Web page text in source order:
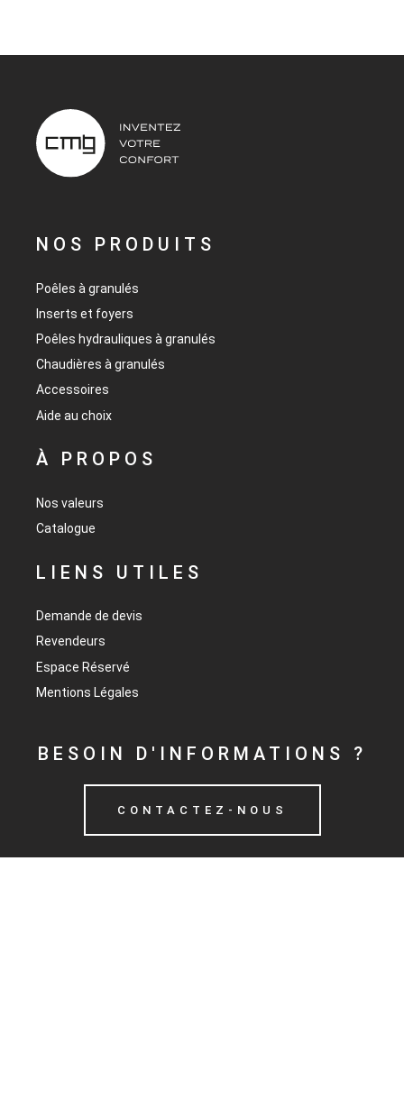
DEMANDER UN DEVIS
NOS PRODUITS
Poêles à granulés
Inserts et foyers
Poêles hydrauliques à granulés
Chaudières à granulés
Accessoires
Aide au choix
À PROPOS
Nos valeurs
Catalogue
LIENS UTILES
Demande de devis
Revendeurs
Espace Réservé
Mentions Légales
BESOIN D'INFORMATIONS ?
CONTACTEZ-NOUS